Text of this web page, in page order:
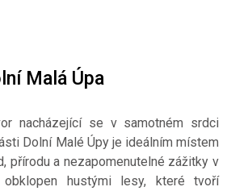
Malá Úpa
nacházející se v samotném srdci
Dolní Malé Úpy je ideálním místem
přírodu a nezapomenutelné zážitky v
hustými lesy, které tvoří